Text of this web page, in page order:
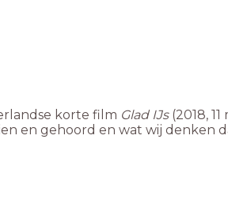
korte film Glad IJs (2018,
en gehoord en wat wij denken